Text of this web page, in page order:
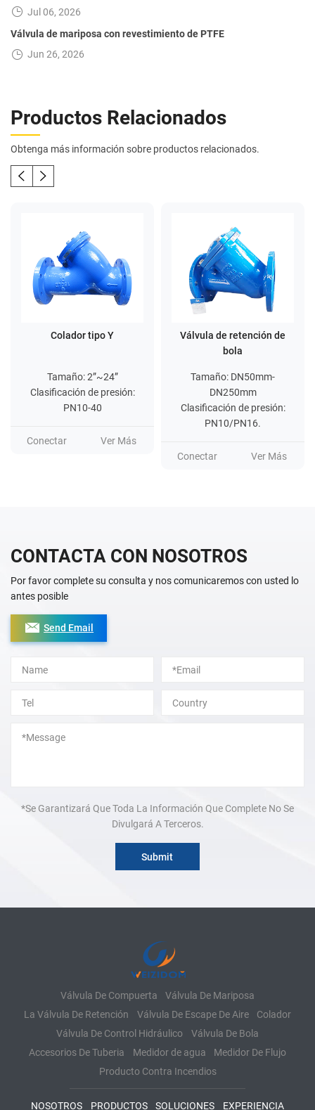
Jul 06, 2026
Válvula de mariposa con revestimiento de PTFE
Jun 26, 2026
Productos Relacionados
Obtenga más información sobre productos relacionados.
Colador tipo Y
Tamaño: 2”~24”
Clasificación de presión:
PN10-40
Conectar Ver Más
Válvula de retención de
bola
Tamaño: DN50mm-
DN250mm
Clasificación de presión:
PN10/PN16.
Conectar Ver Más
CONTACTA CON NOSOTROS
Por favor complete su consulta y nos comunicaremos con usted lo
antes posible
Send Email
*Se Garantizará Que Toda La Información Que Complete No Se
Divulgará A Terceros.
Alternative:
Válvula De Compuerta
Válvula De Mariposa
La Válvula De Retención
Válvula De Escape De Aire
Colador
Válvula De Control Hidráulico
Válvula De Bola
Accesorios De Tuberia
Medidor de agua
Medidor De Flujo
Producto Contra Incendios
NOSOTROS PRODUCTOS SOLUCIONES EXPERIENCIA